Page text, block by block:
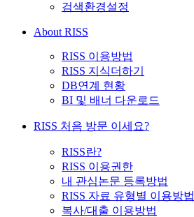
검색환경설정
About RISS
RISS 이용방법
RISS 지식더하기
DB연계 현황
BI 및 배너 다운로드
RISS 처음 방문 이세요?
RISS란?
RISS 이용권한
내 관심논문 등록방법
RISS 자료 유형별 이용방법
복사/대출 이용방법